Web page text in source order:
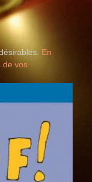
En
de vos